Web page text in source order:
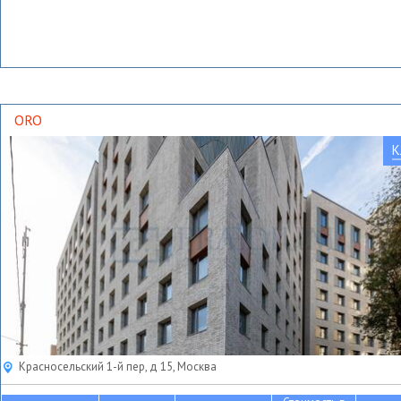
ORO
Красносельский 1-й пер, д 15, Москва